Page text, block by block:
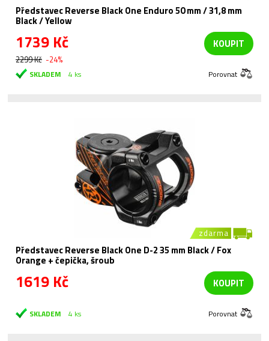
Představec Reverse Black One Enduro 50 mm / 31,8 mm
Black / Yellow
1739 Kč
2299 Kč -24%
KOUPIT
SKLADEM 4 ks Porovnat
zdarma
Představec Reverse Black One D-2 35 mm Black / Fox
Orange + čepička, šroub
1619 Kč KOUPIT
SKLADEM 4 ks Porovnat